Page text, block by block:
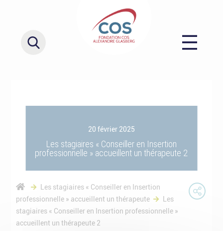
20 février 2025
Les stagiaires « Conseiller en Insertion
professionnelle » accueillent un thérapeute 2
Les stagiaires « Conseiller en Insertion
professionnelle » accueillent un thérapeute
Les
stagiaires « Conseiller en Insertion professionnelle »
accueillent un thérapeute 2